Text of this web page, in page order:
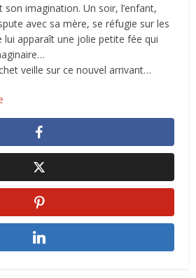
imagination. Un soir, l’enfant,
avec sa mère, se réfugie sur les
lui apparaît une jolie petite fée qui
veille sur ce nouvel arrivant…